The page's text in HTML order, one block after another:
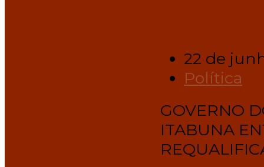
22 de
Política
GOVERNO
ITABUNA